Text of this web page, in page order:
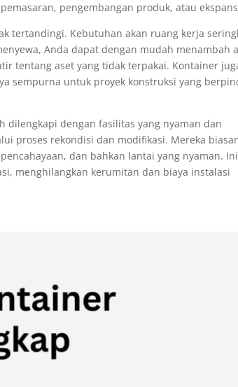
pengembangan produk, atau
tertandingi. Kebutuhan akan ruang kerja
Anda dapat dengan mudah menambah
tentang aset yang tidak terpakai. Kontainer
sempurna untuk proyek konstruksi yang
dilengkapi dengan fasilitas yang nyaman dan
proses rekondisi dan modifikasi. Mereka
dan bahkan lantai yang nyaman. Ini
menghilangkan kerumitan dan biaya instalasi